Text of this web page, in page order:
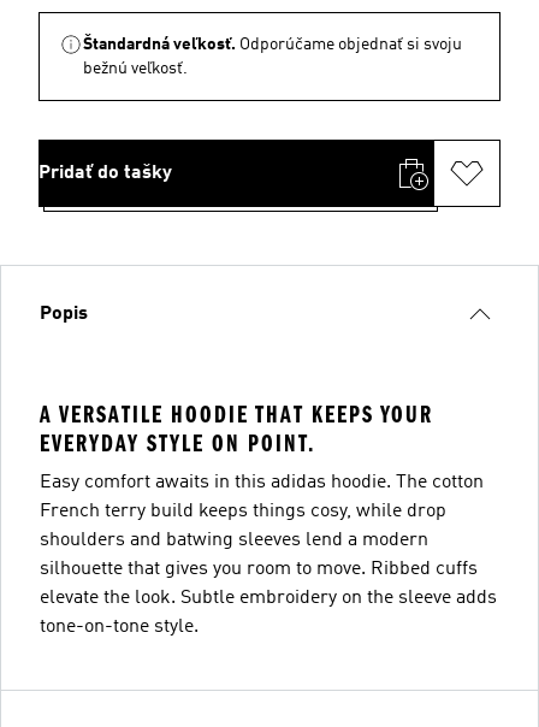
Štandardná veľkosť. Odporúčame objednať si svoju
bežnú veľkosť.
Pridať do tašky
Popis
A VERSATILE HOODIE THAT KEEPS YOUR
EVERYDAY STYLE ON POINT.
Easy comfort awaits in this adidas hoodie. The cotton
French terry build keeps things cosy, while drop
shoulders and batwing sleeves lend a modern
silhouette that gives you room to move. Ribbed cuffs
elevate the look. Subtle embroidery on the sleeve adds
tone-on-tone style.